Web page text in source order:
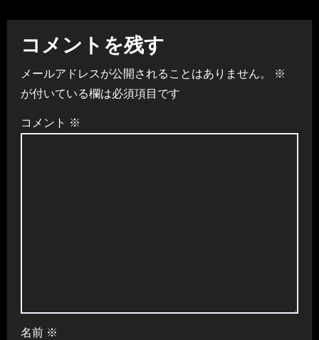
ゲ
ー
シ
ョ
ン
コメントを残す
メールアドレスが公開されることはありません。
※
が付いている欄は必須項目です
コメント ※
名前 ※